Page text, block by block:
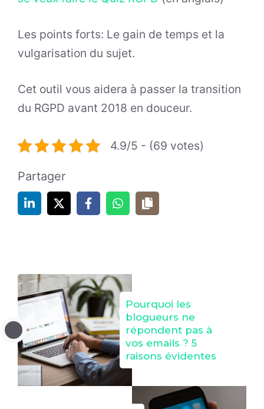
Les points forts: Le gain de temps et la
vulgarisation du sujet.
Cet outil vous aidera à passer la transition
du RGPD avant 2018 en douceur.
4.9/5 - (69 votes)
Partager
Pourquoi les
blogueurs ne
répondent pas à
vos emails ? 5
raisons évidentes